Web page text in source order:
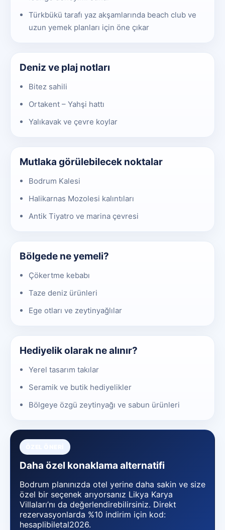
Türkbükü tarafı yaz akşamlarında beach club ve
uzun yemek planları için öne çıkar
Deniz ve plaj notları
Bitez sahili
Ortakent – Yahşi hattı
Yalıkavak ve çevre koylar
Mutlaka görülebilecek noktalar
Bodrum Kalesi
Halikarnas Mozolesi kalıntıları
Antik Tiyatro ve marina çevresi
Bölgede ne yemeli?
Çökertme kebabı
Taze deniz ürünleri
Ege otları ve zeytinyağlılar
Hediyelik olarak ne alınır?
Yerel tasarım takılar
Seramik ve butik hediyelikler
Bölgeye özgü zeytinyağı ve sabun ürünleri
Daha özel konaklama alternatifi
Bodrum planınızda otel yerine daha sakin ve size
özel bir seçenek arıyorsanız Likya Karya
Villaları’nı da değerlendirebilirsiniz. Direkt
rezervasyonlarda %10 indirim için kod:
hesaplibiletal2026.